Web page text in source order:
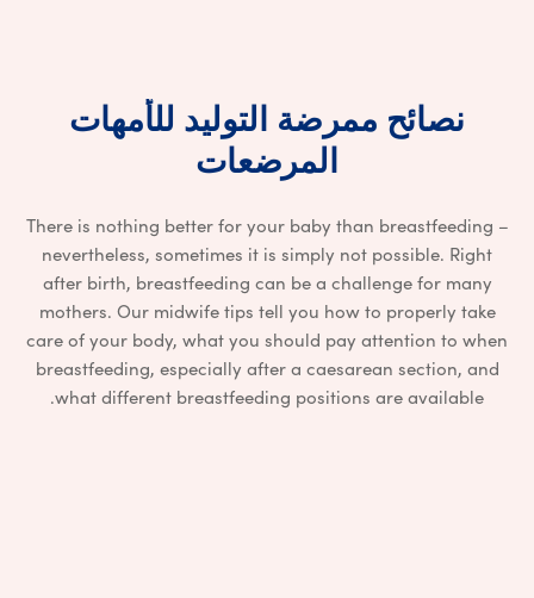
نصائح ممرضة التوليد للأمهات
المرضعات
There is nothing better for your baby than breastfeeding –
nevertheless, sometimes it is simply not possible. Right
after birth, breastfeeding can be a challenge for many
mothers. Our midwife tips tell you how to properly take
care of your body, what you should pay attention to when
breastfeeding, especially after a caesarean section, and
what different breastfeeding positions are available.